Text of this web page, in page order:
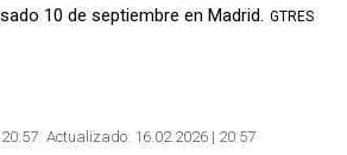
10 de septiembre en Madrid. GTRES
Actualizado: 16.02.2026 | 20:57